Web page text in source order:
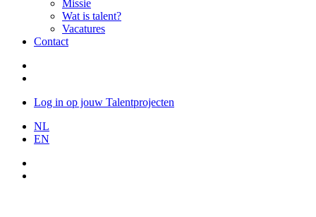
Missie
Wat is talent?
Vacatures
Contact
Log in op jouw Talentprojecten
NL
EN